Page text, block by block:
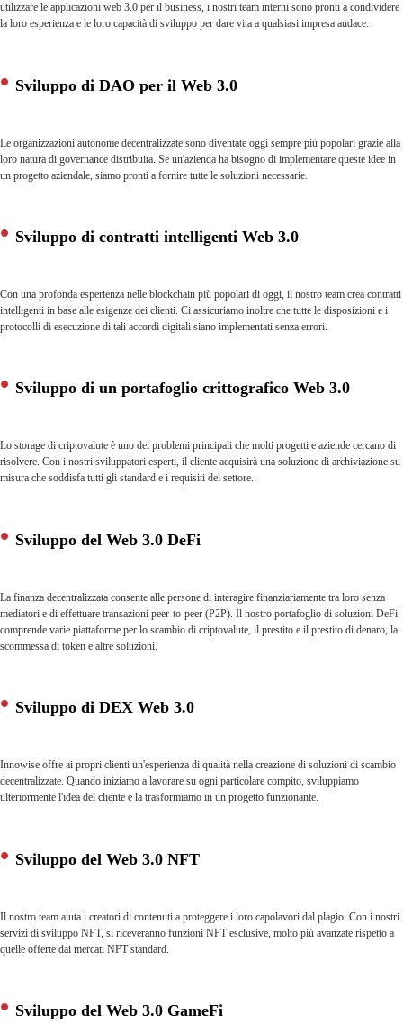
utilizzare le applicazioni web 3.0 per il business, i nostri team interni sono pronti a condividere
la loro esperienza e le loro capacità di sviluppo per dare vita a qualsiasi impresa audace.
Sviluppo di DAO per il Web 3.0
Le organizzazioni autonome decentralizzate sono diventate oggi sempre più popolari grazie alla
loro natura di governance distribuita. Se un'azienda ha bisogno di implementare queste idee in
un progetto aziendale, siamo pronti a fornire tutte le soluzioni necessarie.
Sviluppo di contratti intelligenti Web 3.0
Con una profonda esperienza nelle blockchain più popolari di oggi, il nostro team crea contratti
intelligenti in base alle esigenze dei clienti. Ci assicuriamo inoltre che tutte le disposizioni e i
protocolli di esecuzione di tali accordi digitali siano implementati senza errori.
Sviluppo di un portafoglio crittografico Web 3.0
Lo storage di criptovalute è uno dei problemi principali che molti progetti e aziende cercano di
risolvere. Con i nostri sviluppatori esperti, il cliente acquisirà una soluzione di archiviazione su
misura che soddisfa tutti gli standard e i requisiti del settore.
Sviluppo del Web 3.0 DeFi
La finanza decentralizzata consente alle persone di interagire finanziariamente tra loro senza
mediatori e di effettuare transazioni peer-to-peer (P2P). Il nostro portafoglio di soluzioni DeFi
comprende varie piattaforme per lo scambio di criptovalute, il prestito e il prestito di denaro, la
scommessa di token e altre soluzioni.
Sviluppo di DEX Web 3.0
Innowise offre ai propri clienti un'esperienza di qualità nella creazione di soluzioni di scambio
decentralizzate. Quando iniziamo a lavorare su ogni particolare compito, sviluppiamo
ulteriormente l'idea del cliente e la trasformiamo in un progetto funzionante.
Sviluppo del Web 3.0 NFT
Il nostro team aiuta i creatori di contenuti a proteggere i loro capolavori dal plagio. Con i nostri
servizi di sviluppo NFT, si riceveranno funzioni NFT esclusive, molto più avanzate rispetto a
quelle offerte dai mercati NFT standard.
Sviluppo del Web 3.0 GameFi